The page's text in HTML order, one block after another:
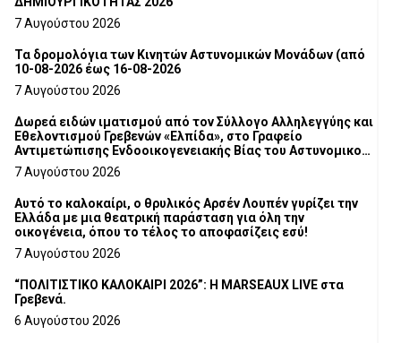
7 Αυγούστου 2026
Τα δρομολόγια των Κινητών Αστυνομικών Μονάδων (από
10-08-2026 έως 16-08-2026
7 Αυγούστου 2026
Δωρεά ειδών ιματισμού από τον Σύλλογο Αλληλεγγύης και
Εθελοντισμού Γρεβενών «Ελπίδα», στο Γραφείο
Αντιμετώπισης Ενδοοικογενειακής Βίας του Αστυνομικού
Τμήματος Γρεβενών
7 Αυγούστου 2026
Αυτό το καλοκαίρι, ο θρυλικός Αρσέν Λουπέν γυρίζει την
Ελλάδα με μια θεατρική παράσταση για όλη την
οικογένεια, όπου το τέλος το αποφασίζεις εσύ!
7 Αυγούστου 2026
“ΠΟΛΙΤΙΣΤΙΚΟ ΚΑΛΟΚΑΙΡΙ 2026”: Η MARSEAUX LIVE στα
Γρεβενά.
6 Αυγούστου 2026